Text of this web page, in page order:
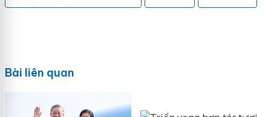
Bài liên quan